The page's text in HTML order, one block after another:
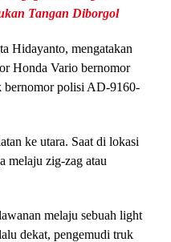
Tangan Diborgol
Hidayanto, mengatakan
Honda Vario bernomor
polisi AD-9160-
ke utara. Saat di lokasi
melaju zig-zag atau
melaju sebuah light
dekat, pengemudi truk